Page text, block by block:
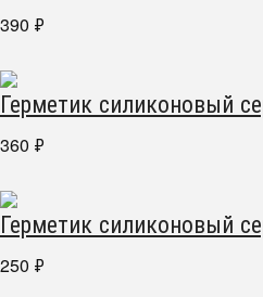
390 ₽
Герметик силиконовый
360 ₽
Герметик силиконовый
250 ₽